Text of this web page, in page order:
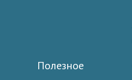
Полезное